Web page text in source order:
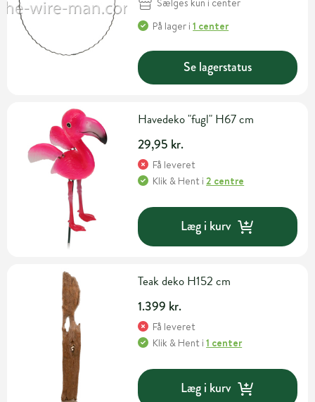
Sælges kun i center
På lager i1 center
Se lagerstatus
Havedeko "fugl" H67 cm
29,95 kr.
Få leveret
Klik & Hent i2 centre
Læg i kurv
Teak deko H152 cm
1.399 kr.
Få leveret
Klik & Hent i1 center
Læg i kurv